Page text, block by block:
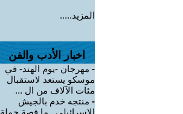
المزيد.....
اخبار الأدب والفن
- مهرجان -يوم الهند- في
موسكو يستعد لاستقبال
مئات الآلاف من ال ...
- منتجه خدم بالجيش
الإسرائيلي.. ما قصة حملة